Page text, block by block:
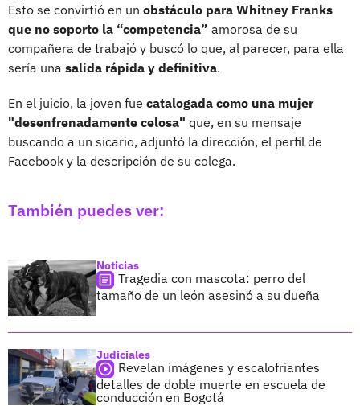
Esto se convirtió en un obstáculo para Whitney Franks
que no soporto la “competencia” amorosa de su
compañera de trabajó y buscó lo que, al parecer, para ella
sería una salida rápida y definitiva.
En el juicio, la joven fue catalogada como una mujer
"desenfrenadamente celosa" que, en su mensaje
buscando a un sicario, adjuntó la dirección, el perfil de
Facebook y la descripción de su colega.
También puedes ver:
Noticias
Tragedia con mascota: perro del
tamaño de un león asesinó a su dueña
Judiciales
Revelan imágenes y escalofriantes
detalles de doble muerte en escuela de
conducción en Bogotá